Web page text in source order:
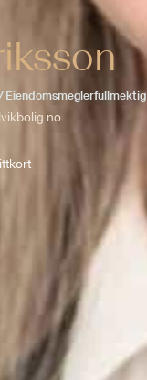
Eiendomsmeglerfullmektig